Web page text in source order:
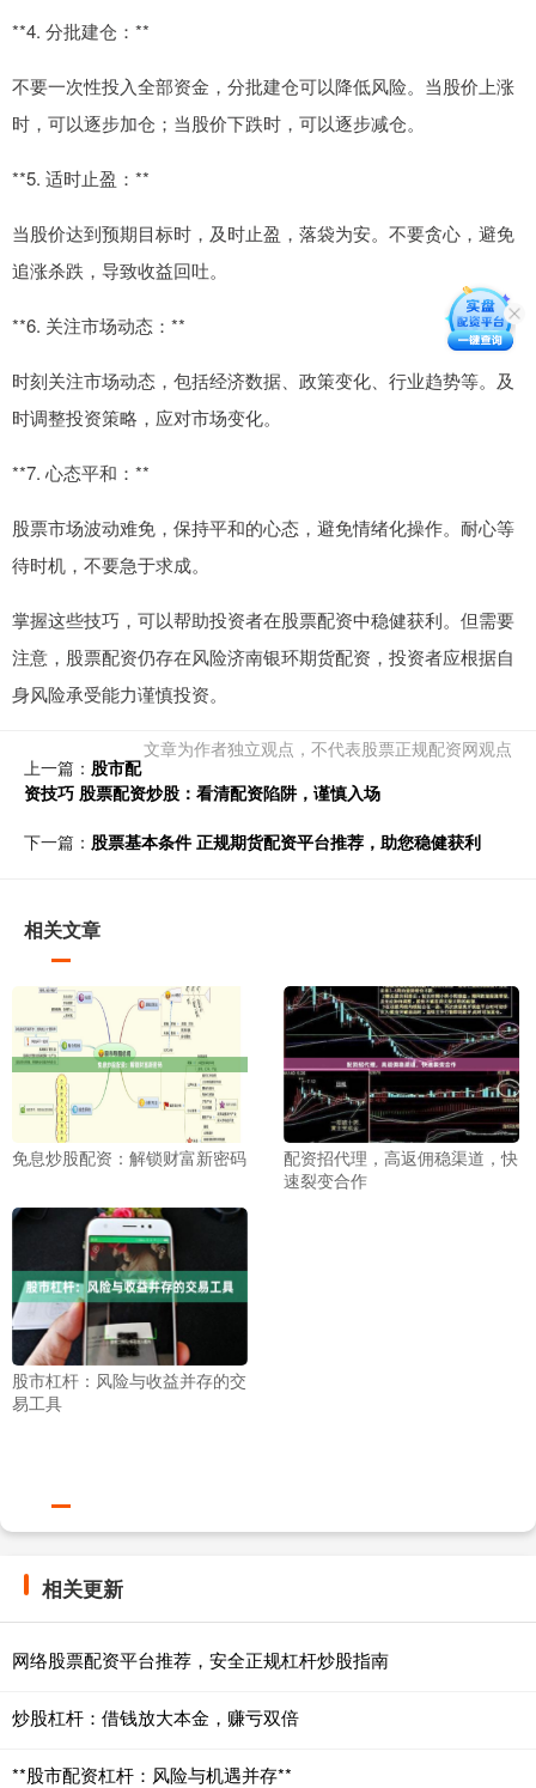
**4. 分批建仓：**
不要一次性投入全部资金，分批建仓可以降低风险。当股价上涨
时，可以逐步加仓；当股价下跌时，可以逐步减仓。
**5. 适时止盈：**
当股价达到预期目标时，及时止盈，落袋为安。不要贪心，避免
追涨杀跌，导致收益回吐。
**6. 关注市场动态：**
时刻关注市场动态，包括经济数据、政策变化、行业趋势等。及
时调整投资策略，应对市场变化。
**7. 心态平和：**
股票市场波动难免，保持平和的心态，避免情绪化操作。耐心等
待时机，不要急于求成。
掌握这些技巧，可以帮助投资者在股票配资中稳健获利。但需要
注意，股票配资仍存在风险济南银环期货配资，投资者应根据自
身风险承受能力谨慎投资。
文章为作者独立观点，不代表股票正规配资网观点
上一篇： 股市配
资技巧 股票配资炒股：看清配资陷阱，谨慎入场
下一篇： 股票基本条件 正规期货配资平台推荐，助您稳健获利
相关文章
免息炒股配资：解锁财富新密码
配资招代理，高返佣稳渠道，快
速裂变合作
股市杠杆：风险与收益并存的交
易工具
相关更新
网络股票配资平台推荐，安全正规杠杆炒股指南
炒股杠杆：借钱放大本金，赚亏双倍
**股市配资杠杆：风险与机遇并存**